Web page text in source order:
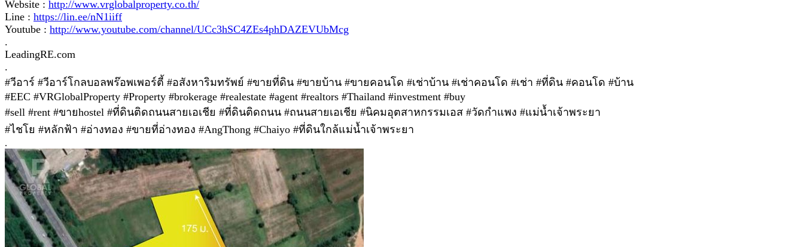
Website : http://www.vrglobalproperty.co.th/
Line : https://lin.ee/nN1iiff
Youtube : http://www.youtube.com/channel/UCc3hSC4ZEs4phDAZEVUbMcg
.
LeadingRE.com
.
#วีอาร์ #วีอาร์โกลบอลพร๊อพเพอร์ตี้ #อสังหาริมทรัพย์ #ขายที่ดิน #ขายบ้าน #ขายคอนโด #เช่าบ้าน #เช่าคอนโด #เช่า #ที่ดิน #คอนโด #บ้าน
#EEC #VRGlobalProperty #Property #brokerage #realestate #agent #realtors #Thailand #investment #buy
#sell #rent #ขายhostel #ที่ดินติดถนนสายเอเชีย #ที่ดินติดถนน #ถนนสายเอเชีย #นิคมอุตสาหกรรมเอส #วัดกำแพง #แม่น้ำเจ้าพระยา
#ไชโย #หลักฟ้า #อ่างทอง #ขายที่อ่างทอง #AngThong #Chaiyo #ที่ดินใกล้แม่น้ำเจ้าพระยา
.